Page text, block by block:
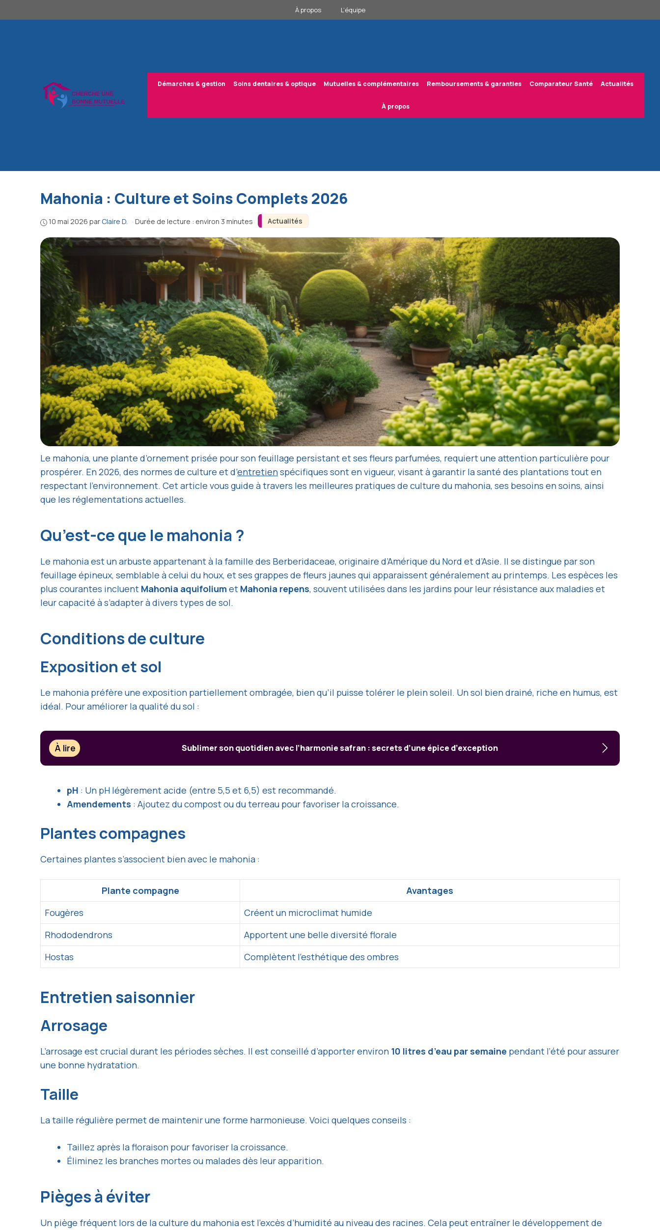
au
À propos L’équipe
Démarches & gestion Soins dentaires & optique Mutuelles & complémentaires Remboursements & garanties Comparateur Santé Actualités
À propos
Actualités
Mahonia : Culture et Soins Complets 2026
10 mai 2026 par Claire D. · Durée de lecture : environ 3 minutes
Le mahonia, une plante d’ornement prisée pour son feuillage persistant et ses fleurs parfumées, requiert une attention particulière pour
prospérer. En 2026, des normes de culture et d’entretienspécifiques sont en vigueur, visant à garantir la santé des plantations tout en
respectant l’environnement. Cet article vous guide à travers les meilleures pratiques de culture du mahonia, ses besoins en soins, ainsi
que les réglementations actuelles.
Qu’est-ce que le mahonia ?
Le mahonia est un arbuste appartenant à la famille des Berberidaceae, originaire d’Amérique du Nord et d’Asie. Il se distingue par son
feuillage épineux, semblable à celui du houx, et ses grappes de fleurs jaunes qui apparaissent généralement au printemps. Les espèces les
plus courantes incluent Mahonia aquifolium et Mahonia repens, souvent utilisées dans les jardins pour leur résistance aux maladies et
leur capacité à s’adapter à divers types de sol.
Conditions de culture
Exposition et sol
Le mahonia préfère une exposition partiellement ombragée, bien qu’il puisse tolérer le plein soleil. Un sol bien drainé, riche en humus, est
idéal. Pour améliorer la qualité du sol :
À lire Sublimer son quotidien avec l’harmonie safran : secrets d’une épice d’exception
pH : Un pH légèrement acide (entre 5,5 et 6,5) est recommandé.
Amendements : Ajoutez du compost ou du terreau pour favoriser la croissance.
Plantes compagnes
Certaines plantes s’associent bien avec le mahonia :
Plante compagne
Avantages
Fougères
Créent un microclimat humide
Rhododendrons
Apportent une belle diversité florale
Hostas
Complètent l’esthétique des ombres
Entretien saisonnier
Arrosage
L’arrosage est crucial durant les périodes sèches. Il est conseillé d’apporter environ 10 litres d’eau par semaine pendant l’été pour assurer
une bonne hydratation.
Taille
La taille régulière permet de maintenir une forme harmonieuse. Voici quelques conseils :
Taillez après la floraison pour favoriser la croissance.
Éliminez les branches mortes ou malades dès leur apparition.
Pièges à éviter
Un piège fréquent lors de la culture du mahonia est l’excès d’humidité au niveau des racines. Cela peut entraîner le développement de